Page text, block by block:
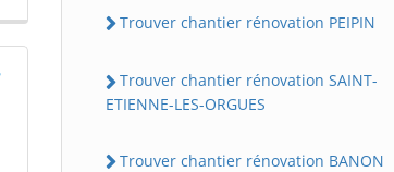
Trouver chantier rénovation PEIPIN
Trouver chantier rénovation SAINT-
ETIENNE-LES-ORGUES
Trouver chantier rénovation BANON